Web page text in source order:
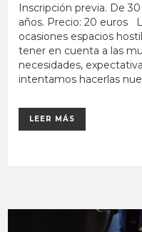
Inscripción previa. De
años. Precio: 20 euros
ocasiones espacios
tener en cuenta a las
necesidades,
intentamos hacerlas
LEER MÁS